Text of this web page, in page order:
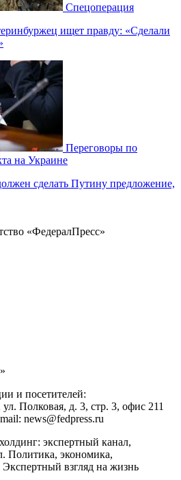
Спецоперация
ищет правду: «Сделали
Переговоры по
на Украине
сделать Путину предложение,
«ФедералПресс»
»
и посетителей:
ул. Полковая, д. 3, стр. 3, офис 211
news@fedpress.ru
экспертный канал,
Политика, экономика,
взгляд на жизнь